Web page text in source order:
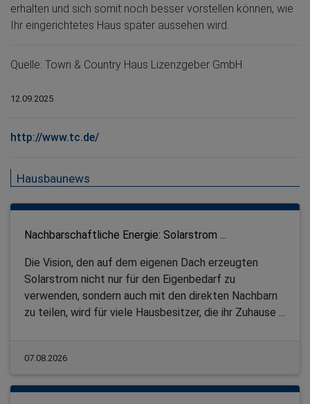
erhalten und sich somit noch besser vorstellen können, wie
Ihr eingerichtetes Haus später aussehen wird.
Quelle: Town & Country Haus Lizenzgeber GmbH
12.09.2025
http://www.tc.de/
Hausbaunews
Nachbarschaftliche Energie: Solarstrom ...
Die Vision, den auf dem eigenen Dach erzeugten
Solarstrom nicht nur für den Eigenbedarf zu
verwenden, sondern auch mit den direkten Nachbarn
zu teilen, wird für viele Hausbesitzer, die ihr Zuhause ...
07.08.2026